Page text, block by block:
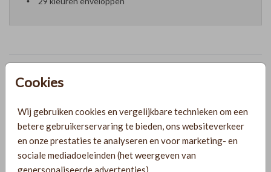
Cookies
Wij gebruiken cookies en vergelijkbare technieken om een
betere gebruikerservaring te bieden, ons websiteverkeer
en onze prestaties te analyseren en voor marketing- en
sociale mediadoeleinden (het weergeven van
gepersonaliseerde advertenties).
PRODUCTINFORMATIE
OMSCHRIJVING